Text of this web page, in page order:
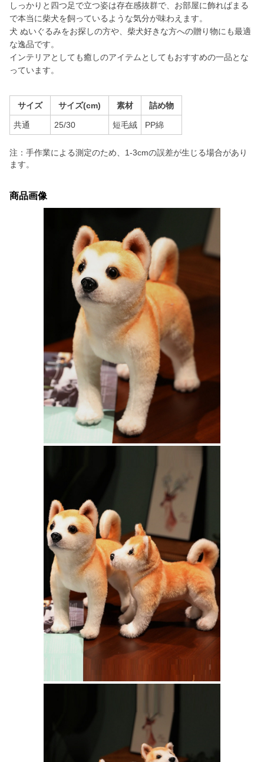
しっかりと四つ足で立つ姿は存在感抜群で、お部屋に飾ればまる
で本当に柴犬を飼っているような気分が味わえます。
犬 ぬいぐるみをお探しの方や、柴犬好きな方への贈り物にも最適
な逸品です。
インテリアとしても癒しのアイテムとしてもおすすめの一品とな
っています。
サイズ サイズ(cm) 素材 詰め物
共通 25/30 短毛絨 PP綿
注：手作業による測定のため、1-3cmの誤差が生じる場合があり
ます。
商品画像